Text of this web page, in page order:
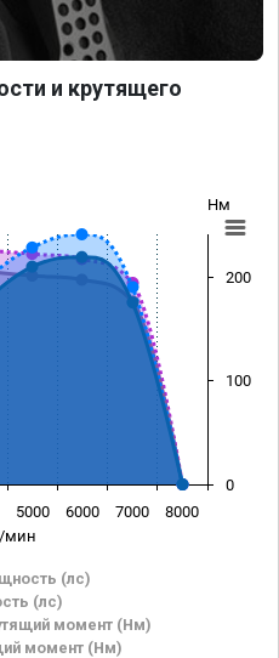
и крутящего
мин
Нм
(лс)
(лс)
момент (Нм)
момент (Нм)
5000 6000 7000 8000
0
100
200